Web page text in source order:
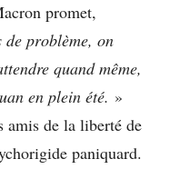
promet,
de problème, on
quand même,
en plein été. »
amis de la liberté de
paniquard.